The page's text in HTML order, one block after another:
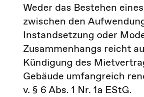
Weder das Bestehen
zwischen den
Instandsetzung oder
Zusammenhangs reicht
Kündigung des
Gebäude umfangreich
v. § 6 Abs. 1 Nr. 1a EStG.